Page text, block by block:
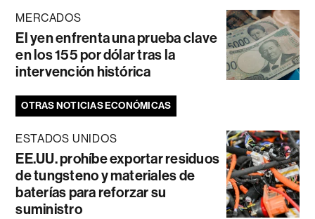
MERCADOS
El yen enfrenta una prueba clave
en los 155 por dólar tras la
intervención histórica
OTRAS NOTICIAS ECONÓMICAS
ESTADOS UNIDOS
EE.UU. prohíbe exportar residuos
de tungsteno y materiales de
baterías para reforzar su
suministro